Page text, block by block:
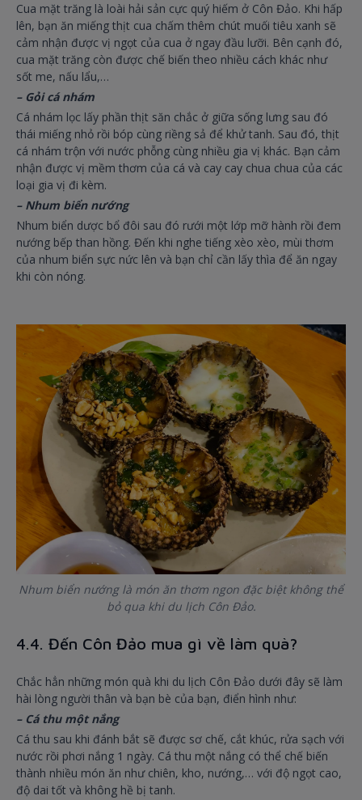
Cua mặt trăng là loài hải sản cực quý hiếm ở Côn Đảo. Khi hấp
lên, bạn ăn miếng thịt cua chấm thêm chút muối tiêu xanh sẽ
cảm nhận được vị ngọt của cua ở ngay đầu lưỡi. Bên cạnh đó,
cua mặt trăng còn được chế biến theo nhiều cách khác như
sốt me, nấu lẩu,…
– Gỏi cá nhám
Cá nhám lọc lấy phần thịt săn chắc ở giữa sống lưng sau đó
thái miếng nhỏ rồi bóp cùng riềng sả để khử tanh. Sau đó, thịt
cá nhám trộn với nước phỗng cùng nhiều gia vị khác. Bạn cảm
nhận được vị mềm thơm của cá và cay cay chua chua của các
loại gia vị đi kèm.
– Nhum biển nướng
Nhum biển dược bổ đôi sau đó rưới một lớp mỡ hành rồi đem
nướng bếp than hồng. Đến khi nghe tiếng xèo xèo, mùi thơm
của nhum biển sực nức lên và bạn chỉ cần lấy thìa để ăn ngay
khi còn nóng.
Nhum biển nướng là món ăn thơm ngon đặc biệt không thể
bỏ qua khi du lịch Côn Đảo.
4.4. Đến Côn Đảo mua gì về làm quà?
Chắc hẳn những món quà khi du lịch Côn Đảo dưới đây sẽ làm
hài lòng người thân và bạn bè của bạn, điển hình như:
– Cá thu một nắng
Cá thu sau khi đánh bắt sẽ được sơ chế, cắt khúc, rửa sạch với
nước rồi phơi nắng 1 ngày. Cá thu một nắng có thể chế biến
thành nhiều món ăn như chiên, kho, nướng,… với độ ngọt cao,
độ dai tốt và không hề bị tanh.